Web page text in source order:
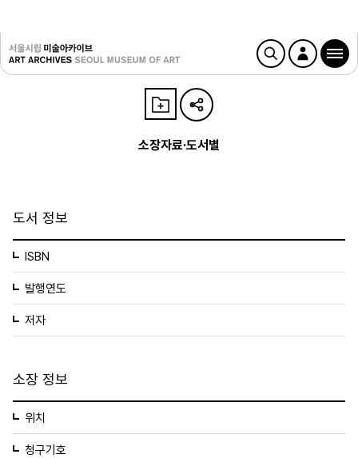
소장자료·도서별
도서 정보
ISBN
발행연도
저자
소장 정보
위치
청구기호